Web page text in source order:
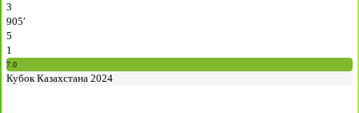
3
905′
5
1
7.0
Кубок Казахстана 2024